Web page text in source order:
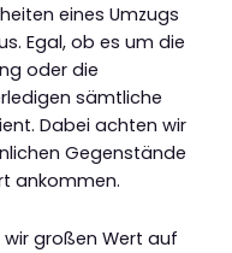
eines Umzugs
Egal, ob es um die
oder die
sämtliche
Dabei achten wir
Gegenstände
ankommen.
großen Wert auf